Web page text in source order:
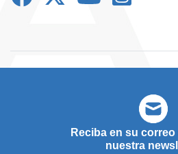
Reciba en su
nuestra